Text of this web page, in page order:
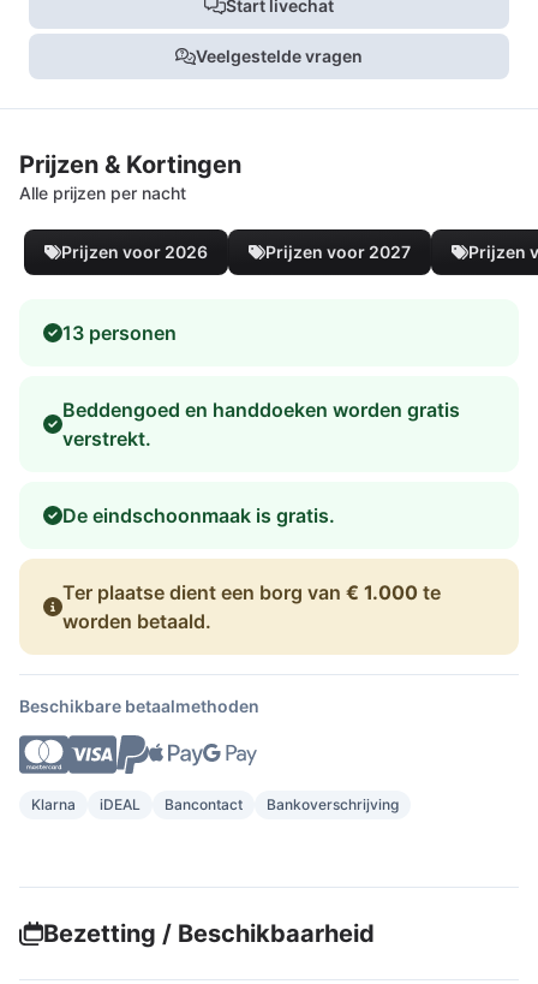
Start livechat
Veelgestelde vragen
Prijzen & Kortingen
Alle prijzen per nacht
Prijzen voor 2026 Prijzen voor 2027 Prijzen
13 personen
Beddengoed en handdoeken worden gratis
verstrekt.
De eindschoonmaak is gratis.
Ter plaatse dient een borg van € 1.000 te
worden betaald.
Beschikbare betaalmethoden
Klarna iDEAL Bancontact Bankoverschrijving
Bezetting / Beschikbaarheid